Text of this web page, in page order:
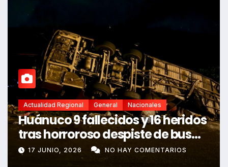
Actualidad Regional General Nacionales
Carretera Central más de 10
heridos deja choque múltiple
6 JUNIO, 2026 NO HAY COMENTARIOS